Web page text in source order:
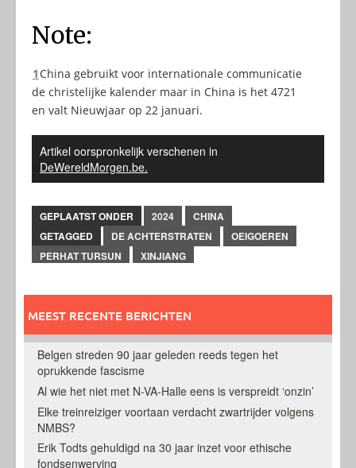
Note:
1 China gebruikt voor internationale communicatie
de christelijke kalender maar in China is het 4721
en valt Nieuwjaar op 22 januari.
Artikel oorspronkelijk verschenen in
DeWereldMorgen.be.
GEPLAATST ONDER 2024
CHINA
GETAGGED
DE ACHTERSTRATEN
OEIGOEREN
PERHAT TURSUN
XINJIANG
MEEST RECENTE BERICHTEN
Belgen streden 90 jaar geleden reeds tegen het
oprukkende fascisme
Al wie het niet met N-VA-Halle eens is verspreidt ‘onzin’
Elke treinreiziger voortaan verdacht zwartrijder volgens
NMBS?
Erik Todts gehuldigd na 30 jaar inzet voor ethische
fondsenwerving